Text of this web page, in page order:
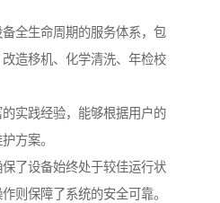
全生命周期的服务体系，包
造移机、化学清洗、年检校
实践经验，能够根据用户的
方案。
了设备始终处于较佳运行状
则保障了系统的安全可靠。